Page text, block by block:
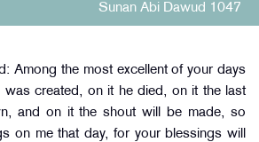
Sunan Abi Dawud 1047
was created, on it he died, on it the last
and on it the shout will be made, so
on me that day, for your blessings will